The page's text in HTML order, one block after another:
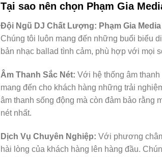
Tại sao nên chọn Phạm Gia
Đội Ngũ DJ Chất Lượng: Phạm Gia Media
Chúng tôi luôn mang đến những buổi biểu
bản nhạc ballad tình cảm, phù hợp với mọi
Âm Thanh Sắc Nét: Với hệ thống âm
mang đến cho khách hàng những trải
âm thanh sống động mà còn đảm bảo rằng
nét nhất.
Dịch Vụ Chuyên Nghiệp: Với phương
hài lòng của khách hàng lên hàng đầu.